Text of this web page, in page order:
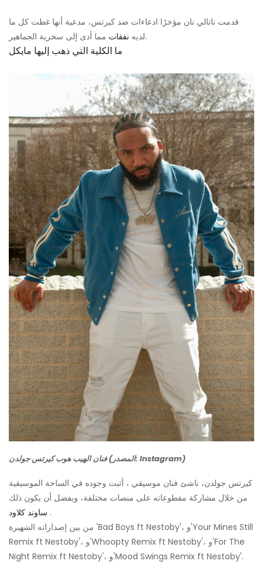
قدمت ناتالي نان مؤخرًا ادعاءات ضد كيرتس، مدعية أنها غطت كل ما
لديه نفقات مما أدى إلى سخرية الجماهير.
ما الكلية التي ذهب إليها مايكل
فنان الهيب هوب كيرتس جولدن (المصدر: Instagram)
كيرتس جولدن، ناشئ فنان موسيقي ، أثبت وجوده في الساحة الموسيقية
من خلال مشاركة مقطوعاته على منصات مختلفة، ويفضل أن يكون ذلك
ساوند كلاود .
من بين إصداراته الشهيرة 'Bad Boys ft Nestoby'، و'Your Mines Still
Remix ft Nestoby'، و'Whoopty Remix ft Nestoby'، و'For The
Night Remix ft Nestoby'، و'Mood Swings Remix ft Nestoby'.